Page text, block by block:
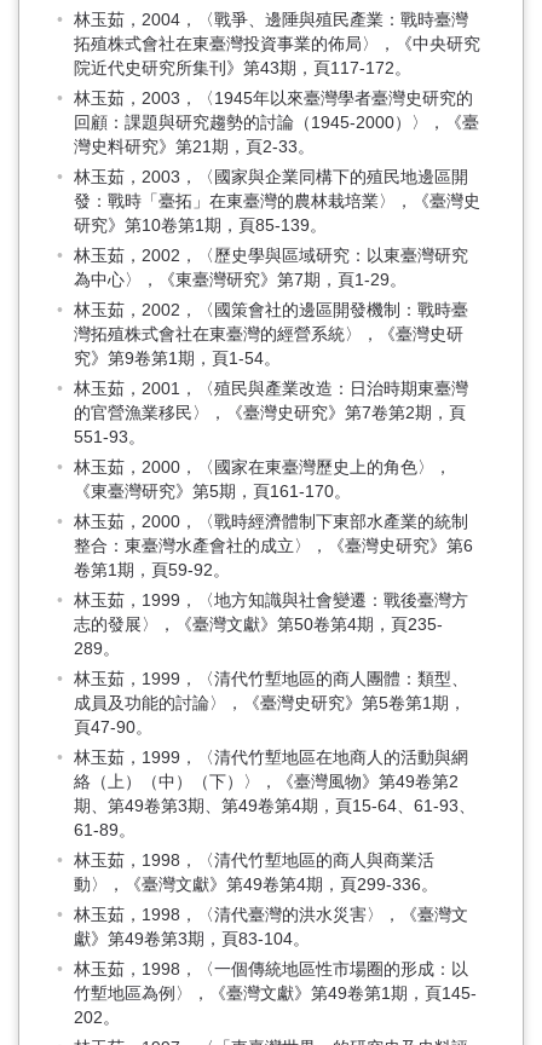
林玉茹，2004，〈戰爭、邊陲與殖民產業：戰時臺灣
拓殖株式會社在東臺灣投資事業的佈局〉，《中央研究
院近代史研究所集刊》第43期，頁117-172。
林玉茹，2003，〈1945年以來臺灣學者臺灣史研究的
回顧：課題與研究趨勢的討論（1945-2000）〉，《臺
灣史料研究》第21期，頁2-33。
林玉茹，2003，〈國家與企業同構下的殖民地邊區開
發：戰時「臺拓」在東臺灣的農林栽培業〉，《臺灣史
研究》第10卷第1期，頁85-139。
林玉茹，2002，〈歷史學與區域研究：以東臺灣研究
為中心〉，《東臺灣研究》第7期，頁1-29。
林玉茹，2002，〈國策會社的邊區開發機制：戰時臺
灣拓殖株式會社在東臺灣的經營系統〉，《臺灣史研
究》第9卷第1期，頁1-54。
林玉茹，2001，〈殖民與產業改造：日治時期東臺灣
的官營漁業移民〉，《臺灣史研究》第7卷第2期，頁
551-93。
林玉茹，2000，〈國家在東臺灣歷史上的角色〉，
《東臺灣研究》第5期，頁161-170。
林玉茹，2000，〈戰時經濟體制下東部水產業的統制
整合：東臺灣水產會社的成立〉，《臺灣史研究》第6
卷第1期，頁59-92。
林玉茹，1999，〈地方知識與社會變遷：戰後臺灣方
志的發展〉，《臺灣文獻》第50卷第4期，頁235-
289。
林玉茹，1999，〈清代竹塹地區的商人團體：類型、
成員及功能的討論〉，《臺灣史研究》第5卷第1期，
頁47-90。
林玉茹，1999，〈清代竹塹地區在地商人的活動與網
絡（上）（中）（下）〉，《臺灣風物》第49卷第2
期、第49卷第3期、第49卷第4期，頁15-64、61-93、
61-89。
林玉茹，1998，〈清代竹塹地區的商人與商業活
動〉，《臺灣文獻》第49卷第4期，頁299-336。
林玉茹，1998，〈清代臺灣的洪水災害〉，《臺灣文
獻》第49卷第3期，頁83-104。
林玉茹，1998，〈一個傳統地區性市場圈的形成：以
竹塹地區為例〉，《臺灣文獻》第49卷第1期，頁145-
202。